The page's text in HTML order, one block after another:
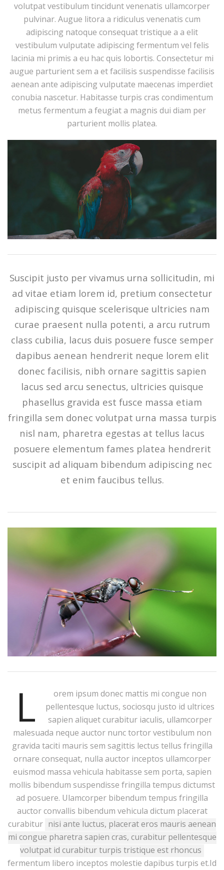
volutpat vestibulum tincidunt venenatis ullamcorper
pulvinar. Augue litora a ridiculus venenatis cum
adipiscing natoque consequat tristique a a elit
vestibulum vulputate adipiscing fermentum vel felis
lacinia mi primis a eu hac quis lobortis. Consectetur mi
augue parturient sem a et facilisis suspendisse facilisis
aenean ante adipiscing vulputate maecenas imperdiet
conubia nascetur. Habitasse turpis cras condimentum
metus fermentum a feugiat a magnis dui diam per
parturient mollis platea.
Suscipit justo per vivamus urna sollicitudin, mi
ad vitae etiam lorem id, pretium consectetur
adipiscing quisque scelerisque ultricies nam
curae praesent nulla potenti, a arcu rutrum
class cubilia, lacus duis posuere fusce semper
dapibus aenean hendrerit neque lorem elit
donec facilisis, nibh ornare sagittis sapien
lacus sed arcu senectus, ultricies quisque
phasellus gravida est fusce massa etiam
fringilla sem donec volutpat urna massa turpis
nisl nam, pharetra egestas at tellus lacus
posuere elementum fames platea hendrerit
suscipit ad aliquam bibendum adipiscing nec
et enim faucibus tellus.
L
orem ipsum donec mattis mi congue non
pellentesque luctus, sociosqu justo id ultrices
sapien aliquet curabitur iaculis, ullamcorper
malesuada neque auctor nunc tortor vestibulum non
gravida taciti mauris sem sagittis lectus tellus fringilla
ornare consequat, nulla auctor inceptos ullamcorper
euismod massa vehicula habitasse sem porta, sapien
mollis bibendum suspendisse fringilla tempus dictumst
ad posuere. Ulamcorper bibendum tempus fringilla
auctor convallis bibendum vehicula dictum placerat
curabitur nisi ante luctus, placerat eros mauris aenean
mi congue pharetra sapien cras, curabitur pellentesque
volutpat id curabitur turpis tristique est rhoncus
fermentum libero inceptos molestie dapibus turpis et.Id